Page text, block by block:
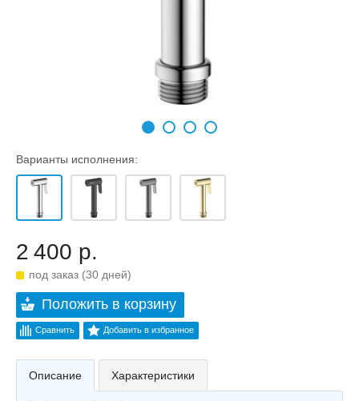
Варианты исполнения:
2 400 р.
под заказ (30 дней)
Положить в корзину
Сравнить Добавить в избранное
Описание Характеристики